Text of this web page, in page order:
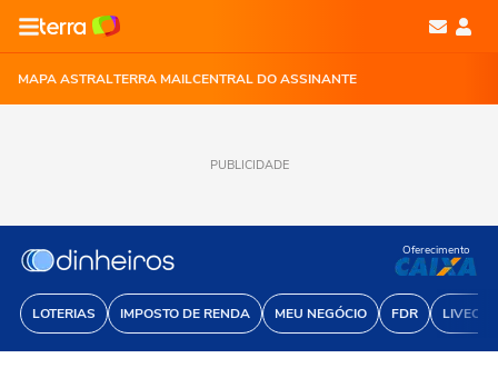
MAPA ASTRALTERRA MAILCENTRAL DO ASSINANTE
PUBLICIDADE
LOTERIAS IMPOSTO DE RENDA MEU NEGÓCIO FDR
Oferecimento